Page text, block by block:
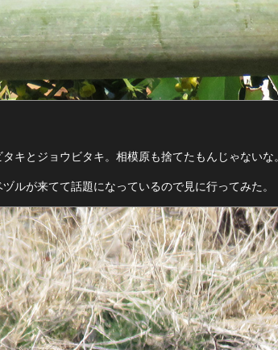
キとジョウビタキ。相模原も捨てたもんじゃないな。
ルが来てて話題になっているので見に行ってみた。